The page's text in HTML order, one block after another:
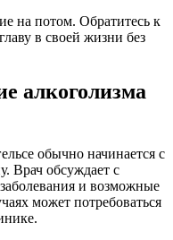
на потом. Обратитесь к
в своей жизни без
алкоголизма
обычно начинается с
Врач обсуждает с
и возможные
может потребоваться